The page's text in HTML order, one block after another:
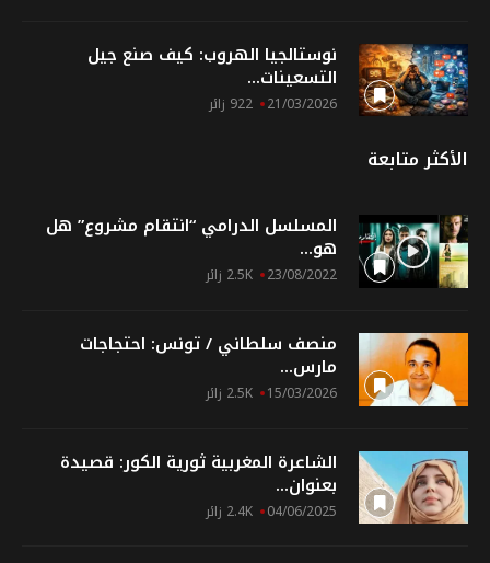
نوستالجيا الهروب: كيف صنع جيل
التسعينات...
21/03/2026 922 زائر
الأكثر متابعة
المسلسل الدرامي “انتقام مشروع” هل
هو...
23/08/2022 2.5K زائر
منصف سلطاني / تونس: احتجاجات
مارس...
15/03/2026 2.5K زائر
الشاعرة المغربية ثورية الكور: قصيدة
بعنوان...
04/06/2025 2.4K زائر